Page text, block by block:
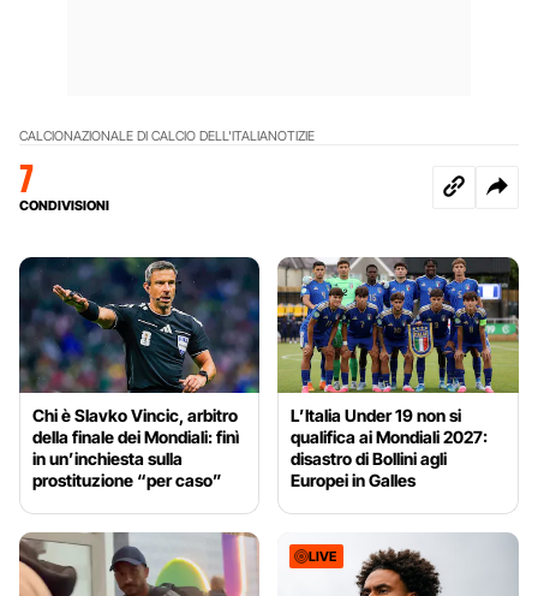
CALCIONAZIONALE DI CALCIO DELL'ITALIANOTIZIE
7
CONDIVISIONI
Chi è Slavko Vincic, arbitro
della finale dei Mondiali: finì
in un’inchiesta sulla
prostituzione “per caso”
L’Italia Under 19 non si
qualifica ai Mondiali 2027:
disastro di Bollini agli
Europei in Galles
LIVE